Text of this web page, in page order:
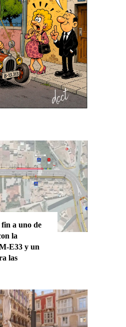
a uno de
la
E33 y un
las